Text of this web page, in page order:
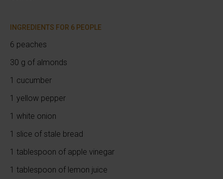
INGREDIENTS FOR 6 PEOPLE
6 peaches
30 g of almonds
1 cucumber
1 yellow pepper
1 white onion
1 slice of stale bread
1 tablespoon of apple vinegar
1 tablespoon of lemon juice